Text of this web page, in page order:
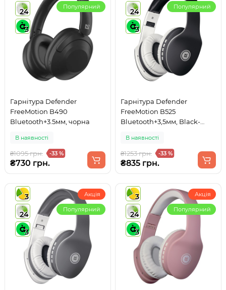
24
3
Популярний
Гарнітура Defender
FreeMotion B490
Bluetooth+3.5мм, чорна
В наявності
₴1095 грн. -33 %
₴730 грн.
24
3
Популярний
Гарнітура Defender
FreeMotion B525
Bluetooth+3,5мм, Black-
В наявності
₴1253 грн. -33 %
₴835 грн.
3
24
3
Акція
Популярний
3
24
3
Акція
Популярний